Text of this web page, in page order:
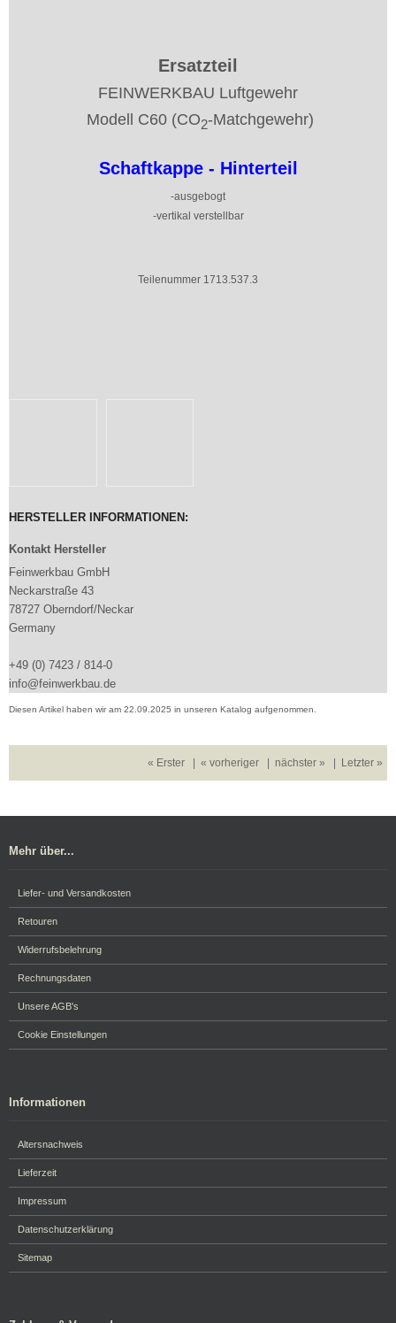
Ersatzteil
FEINWERKBAU Luftgewehr
Modell C60 (CO2-Matchgewehr)
Schaftkappe - Hinterteil
-ausgebogt
-vertikal verstellbar
Teilenummer 1713.537.3
HERSTELLER INFORMATIONEN:
Kontakt Hersteller
Feinwerkbau GmbH
Neckarstraße 43
78727 Oberndorf/Neckar
Germany
+49 (0) 7423 / 814-0
info@feinwerkbau.de
Diesen Artikel haben wir am 22.09.2025 in unseren Katalog aufgenommen.
« Erster « vorheriger nächster » Letzter »
Mehr über...
Liefer- und Versandkosten
Retouren
Widerrufsbelehrung
Rechnungsdaten
Unsere AGB's
Cookie Einstellungen
Informationen
Altersnachweis
Lieferzeit
Impressum
Datenschutzerklärung
Sitemap